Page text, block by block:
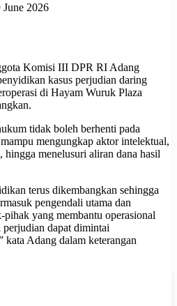
June 2026
Komisi III DPR RI Adang
kasus perjudian daring
di Hayam Wuruk Plaza
tidak boleh berhenti pada
mengungkap aktor intelektual,
menelusuri aliran dana hasil
terus dikembangkan sehingga
pengendali utama dan
pihak yang membantu operasional
dapat dimintai
kata Adang dalam keterangan